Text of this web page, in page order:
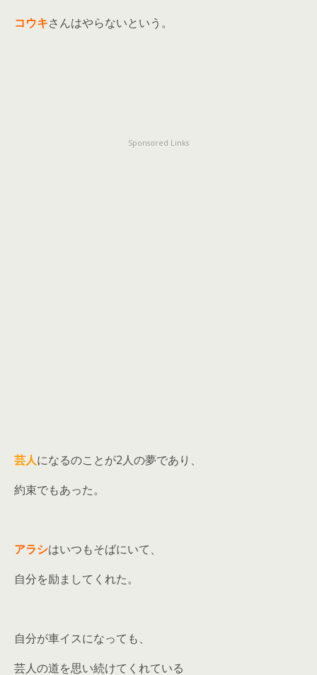
コウキさんはやらないという。
Sponsored Links
芸人になるのことが2人の夢であり、
約束でもあった。
アラシはいつもそばにいて、
自分を励ましてくれた。
自分が車イスになっても、
芸人の道を思い続けてくれている